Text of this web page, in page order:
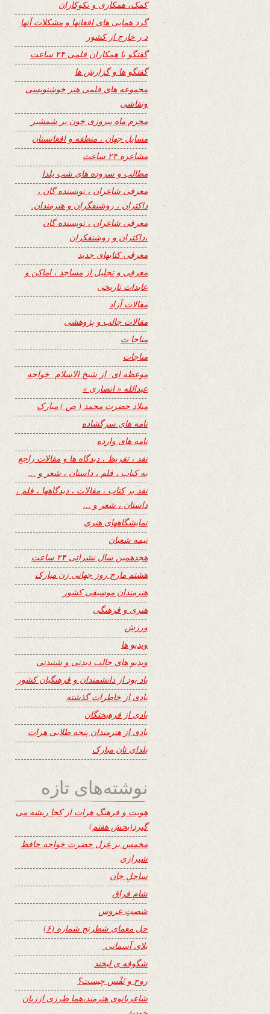
کمک، همکاری و نکوکاران
گرد همایی های افغانها و مشکلات آنها
د ر خارج از کشور
گفتگو با همکاران قلمی ۲۴ ساعت
گفتگو ها و گزارش ها
مجموعه های قلمی هنر خوشنویسی
ونقاشی
محرم ماه پیروزی خون بر شمشیر
مسایل جهان ، منطقه و افغانستان
مشاعره ۲۴ ساعت
مطالب و سروده های شب یلدا
معرفی شاعران ، نویسنده گان ،
داکتران ، روشنفگران و هنرمندان.
معرفی شاعران ، نویسنده گان
،داکتران و روشنفکران
معرفی کتابهای جدید
معرفی و تجلیل از مساجد ، اماکن و
عابدات تاریخی
مقالات آزاد
مقالات جالب و پژوهشی
مناجا ت
مناجات
موعظه ای از شیخ الاسلام خواجه
عبدالله « انصاری »
میلاد حضرت محمد ( ص ) مبارک
نامه های سرگشاده
نامه های وارده
نفد ، تقریظ ، دیدگاه ها و مقالات راجع
به کتاب ، فلم ، داستان ، شعر و …
نفد بر کتاب ، مقالات ، دیدگاهها ، فلم ،
داستان ، شعر و …
نمایشگاههای هنری
نیمه شعبان
هجدهمین سال نشراتی ۲۴ ساعت
هشتم مارچ روز جهانی زن مبارک
هنرمندان موسیقی کشور
هنری و فرهنگی
ورزش
ویدیو ها
ویدیو های جالب دیدنی و شنیدنی
یاد بود از دانشمندان و فرهنگیان کشور
یادی از خاطرات گذشته
یادی از فرهیختگان
یادی از هنرمندان پنجه طلایی هرات
یلدای تان مبارک
نوشته‌های تازه
هویت و فرهنگ هرات از کجا ریشه می
گیرد(بخش هفتم)
مخمس بر غزل حضرت خواجه حافظ
شیرازی
ساحلِ جان
شامِ فراق
شصتِ عروس
حل معمای شطرنج شماره (۶)
بلای آسمانی
شگوفه ى لبخند
روح و نَفْس چیست؟
شاعربانوی هنرمند،هما طرزی اززبان